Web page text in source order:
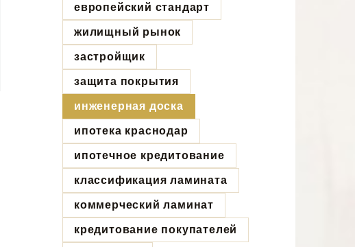
европейский стандарт
жилищный рынок
застройщик
защита покрытия
инженерная доска
ипотека краснодар
ипотечное кредитование
классификация ламината
коммерческий ламинат
кредитование покупателей